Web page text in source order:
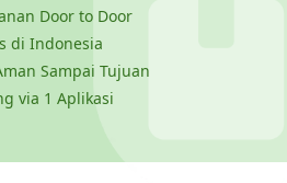
Door to Door
di Indonesia
Sampai Tujuan
via 1 Aplikasi